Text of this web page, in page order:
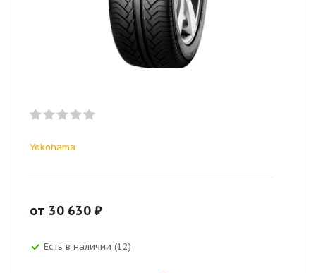
Yokohama
от 30 630 ₽
Есть в наличии (12)